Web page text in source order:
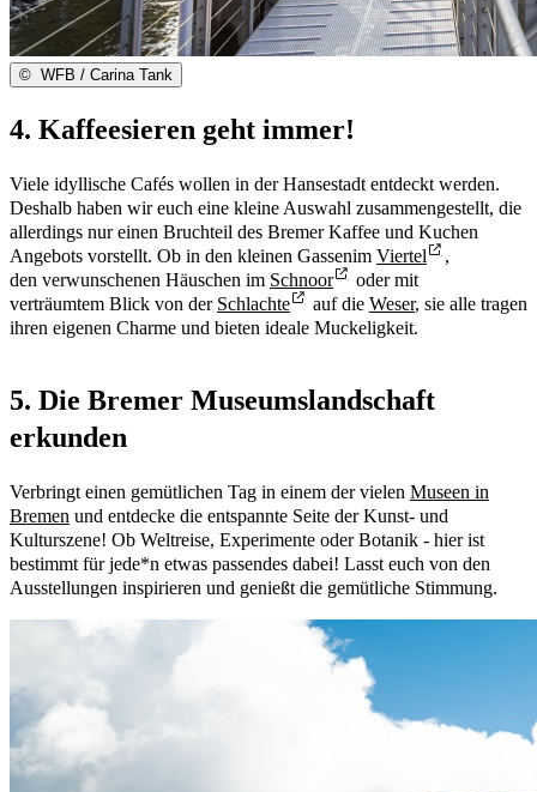
© WFB / Carina Tank
4. Kaffeesieren geht immer!
Viele idyllische Cafés wollen in der Hansestadt entdeckt werden.
Deshalb haben wir euch eine kleine Auswahl zusammengestellt, die
allerdings nur einen Bruchteil des Bremer Kaffee und Kuchen
Angebots vorstellt. Ob in den kleinen Gassenim Viertel
,
den verwunschenen Häuschen im Schnoor
oder mit
verträumtem Blick von der Schlachte auf die Weser, sie alle tragen
ihren eigenen Charme und bieten ideale Muckeligkeit.
5. Die Bremer Museumslandschaft
erkunden
Verbringt einen gemütlichen Tag in einem der vielen Museen in
Bremen und entdecke die entspannte Seite der Kunst- und
Kulturszene! Ob Weltreise, Experimente oder Botanik - hier ist
bestimmt für jede*n etwas passendes dabei! Lasst euch von den
Ausstellungen inspirieren und genießt die gemütliche Stimmung.